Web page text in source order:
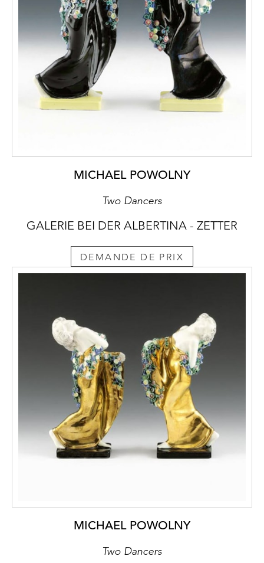
MICHAEL POWOLNY
Two Dancers
GALERIE BEI DER ALBERTINA - ZETTER
DEMANDE DE PRIX
MICHAEL POWOLNY
Two Dancers